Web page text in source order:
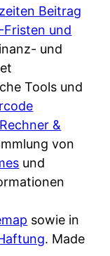
Beitrag
Fristen und
und
Tools und
&
von
und
sowie in
. Made